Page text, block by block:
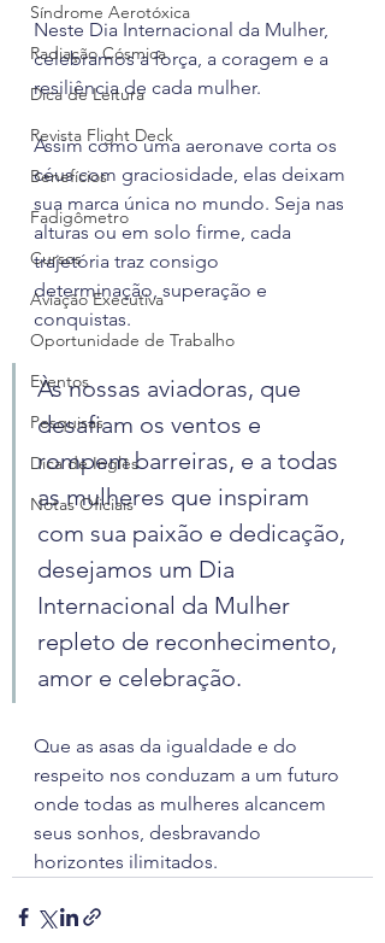
Síndrome Aerotóxica
Radiação Cósmica
Dica de Leitura
Revista Flight Deck
Benefícios
Fadigômetro
Cursos
Aviação Executiva
Oportunidade de Trabalho
Eventos
Pesquisas
Dica de Inglês
Notas Oficiais
Neste Dia Internacional da Mulher,
celebramos a força, a coragem e a
resiliência de cada mulher.
Assim como uma aeronave corta os
céus com graciosidade, elas deixam
sua marca única no mundo. Seja nas
alturas ou em solo firme, cada
trajetória traz consigo
determinação, superação e
conquistas.
Às nossas aviadoras, que
desafiam os ventos e
rompem barreiras, e a todas
as mulheres que inspiram
com sua paixão e dedicação,
desejamos um Dia
Internacional da Mulher
repleto de reconhecimento,
amor e celebração.
Que as asas da igualdade e do
respeito nos conduzam a um futuro
onde todas as mulheres alcancem
seus sonhos, desbravando
horizontes ilimitados.